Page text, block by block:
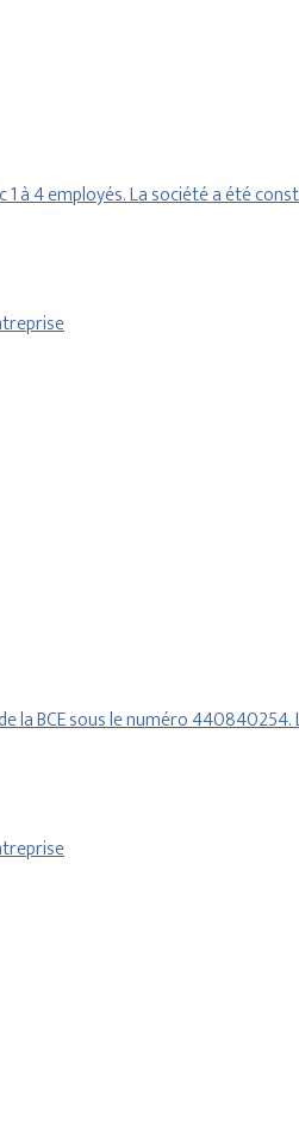
à 4 employés. La société a été
la BCE sous le numéro